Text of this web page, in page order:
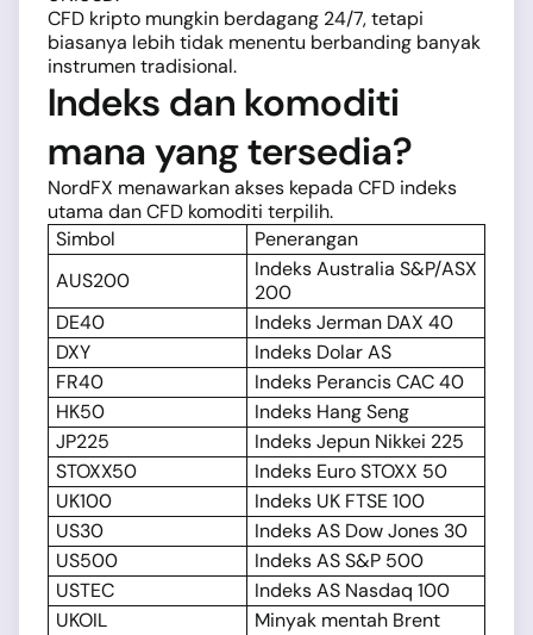
CFD kripto mungkin berdagang 24/7, tetapi
biasanya lebih tidak menentu berbanding banyak
instrumen tradisional.
Indeks dan komoditi
mana yang tersedia?
NordFX menawarkan akses kepada CFD indeks
utama dan CFD komoditi terpilih.
Simbol
Penerangan
AUS200
Indeks Australia S&P/ASX
200
DE40
Indeks Jerman DAX 40
DXY
Indeks Dolar AS
FR40
Indeks Perancis CAC 40
HK50
Indeks Hang Seng
JP225
Indeks Jepun Nikkei 225
STOXX50
Indeks Euro STOXX 50
UK100
Indeks UK FTSE 100
US30
Indeks AS Dow Jones 30
US500
Indeks AS S&P 500
USTEC
Indeks AS Nasdaq 100
UKOIL
Minyak mentah Brent